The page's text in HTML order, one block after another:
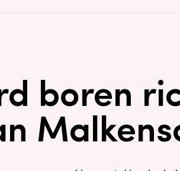
boren